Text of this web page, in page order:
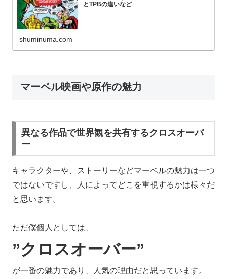
とTPBの違いなど
shuminuma.com
マーベル映画や原作の魅力
異なる作品で世界観を共有するクロスオーバ
ー
キャラクターや、ストーリーなどマーベルの魅力は一つ
ではないですし、人によってどこを重視するかは様々だ
と思います。
ただ僕個人としては、
”クロスオーバー”
が一番の魅力であり、人気の理由だと思っています。